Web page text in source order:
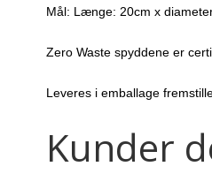
Mål: Længe: 20cm x
Zero Waste spyddene er
Leveres i emballage
Kunder